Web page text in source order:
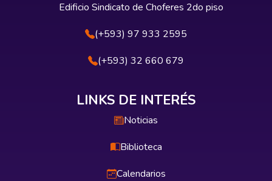
Edificio Sindicato de Choferes 2do piso
(+593) 97 933 2595
(+593) 32 660 679
LINKS DE INTERÉS
Noticias
Biblioteca
Calendarios